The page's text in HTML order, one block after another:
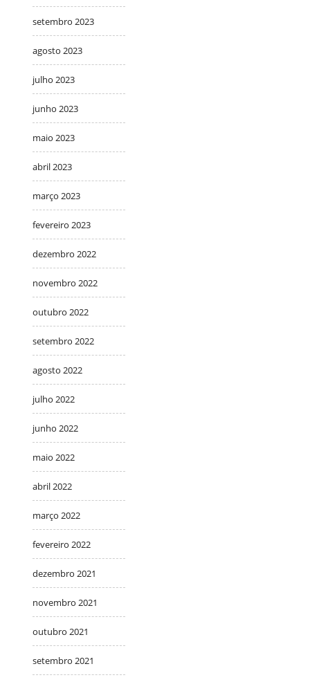
setembro 2023
agosto 2023
julho 2023
junho 2023
maio 2023
abril 2023
março 2023
fevereiro 2023
dezembro 2022
novembro 2022
outubro 2022
setembro 2022
agosto 2022
julho 2022
junho 2022
maio 2022
abril 2022
março 2022
fevereiro 2022
dezembro 2021
novembro 2021
outubro 2021
setembro 2021